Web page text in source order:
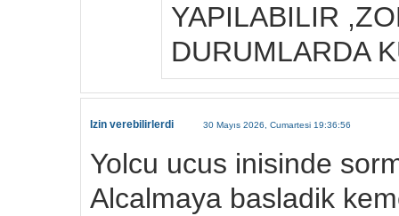
YAPILABILIR
DURUMLARDA
Izin verebilirlerdi 30 Mayıs 2026, Cumartesi 19:36:56
Yolcu ucus inisinde
Alcalmaya basladik